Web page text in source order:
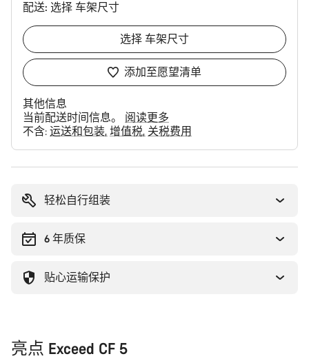
配送: 选择 车架尺寸
选择 车架尺寸
添加至愿望清单
其他信息
当前配送时间信息。 阅读更多
不含: 运送和包装 增值税 关税费用
轻松自行组装
6 年质保
贴心运输保护
亮点 Exceed CF 5